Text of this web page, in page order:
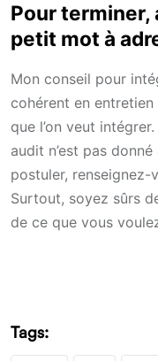
Pour terminer,
petit mot à
Mon conseil pour
cohérent en entretien
que l’on veut
audit n’est pas
postuler, renseignez-
Surtout, soyez sûrs
de ce que vous
Tags: